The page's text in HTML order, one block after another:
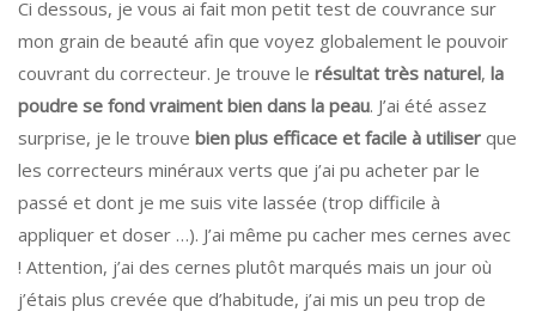
Ci dessous, je vous ai fait mon petit test de couvrance sur
mon grain de beauté afin que voyez globalement le pouvoir
couvrant du correcteur. Je trouve le résultat très naturel, la
poudre se fond vraiment bien dans la peau. J’ai été assez
surprise, je le trouve bien plus efficace et facile à utiliser que
les correcteurs minéraux verts que j’ai pu acheter par le
passé et dont je me suis vite lassée (trop difficile à
appliquer et doser …). J’ai même pu cacher mes cernes avec
! Attention, j’ai des cernes plutôt marqués mais un jour où
j’étais plus crevée que d’habitude, j’ai mis un peu trop de